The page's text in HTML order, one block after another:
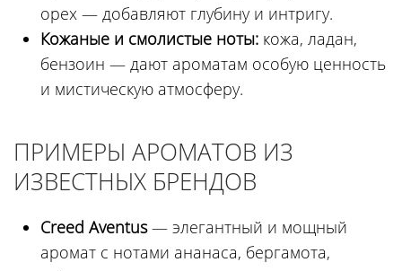
орех — добавляют глубину и интригу.
Кожаные и смолистые ноты: кожа, ладан,
бензоин — дают ароматам особую ценность
и мистическую атмосферу.
ПРИМЕРЫ АРОМАТОВ ИЗ
ИЗВЕСТНЫХ БРЕНДОВ
Creed Aventus— элегантный и мощный
аромат с нотами ананаса, бергамота,